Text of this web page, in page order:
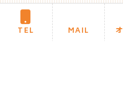
TEL MAIL